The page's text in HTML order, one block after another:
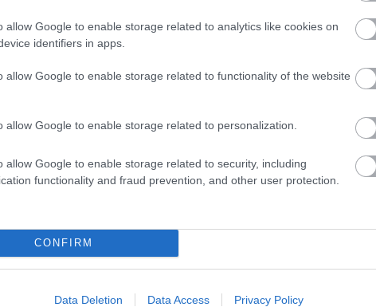
allow Google to enable storage related to analytics like cookies on
identifiers in apps.
allow Google to enable storage related to functionality of the website
allow Google to enable storage related to personalization.
allow Google to enable storage related to security, including
functionality and fraud prevention, and other user protection.
CONFIRM
Data Deletion Data Access Privacy Policy
Új gyalogosátkelők és jelzőlámpás
Másfélszeresére bővítik
református iskoláját
be a Flórián téri felüljárón